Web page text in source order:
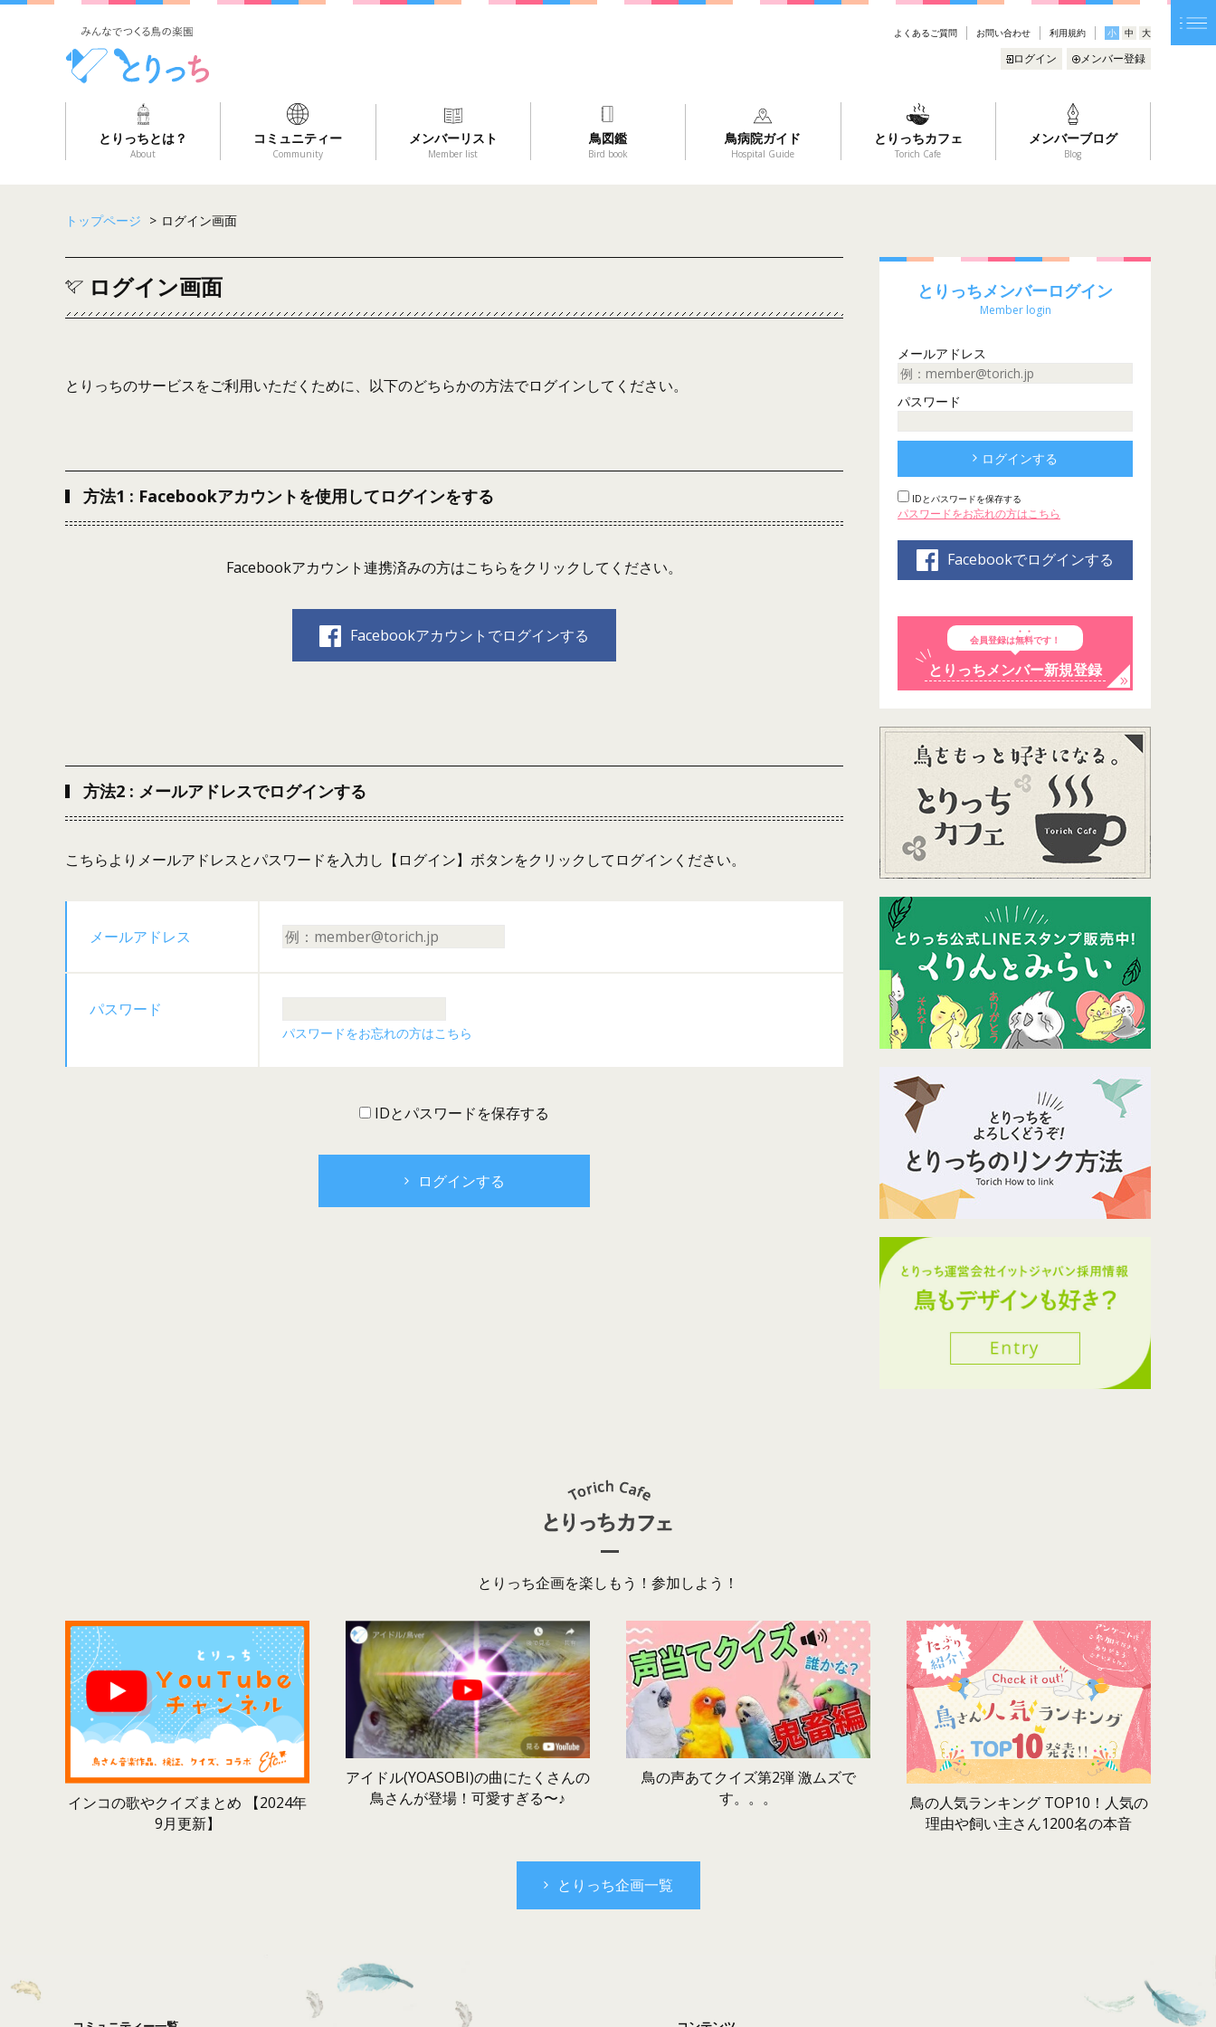
よくあるご質問 お問い合わせ 利用規約 小 中 大
ログイン メンバー登録
とりっちとは？
About
コミュニティー
Community
メンバーリスト
Member list
鳥図鑑
Bird book
鳥病院ガイド
Hospital Guide
とりっちカフェ
Torich Cafe
メンバーブログ
Blog
トップページ > ログイン画面
ログイン画面
とりっちのサービスをご利用いただくために、以下のどちらかの方法でログインしてください。
方法1 : Facebookアカウントを使用してログインをする
Facebookアカウント連携済みの方はこちらをクリックしてください。
Facebookアカウントでログインする
方法2 : メールアドレスでログインする
こちらよりメールアドレスとパスワードを入力し【ログイン】ボタンをクリックしてログインください。
メールアドレス
パスワード
パスワードをお忘れの方はこちら
IDとパスワードを保存する
ログインする
とりっちメンバーログイン
Member login
メールアドレス
パスワード
ログインする
IDとパスワードを保存する
パスワードをお忘れの方はこちら
Facebookでログインする
会員登録は無料です！
とりっちメンバー新規登録
とりっち企画を楽しもう！参加しよう！
インコの歌やクイズまとめ 【2024年
9月更新】
アイドル(YOASOBI)の曲にたくさんの
鳥さんが登場！可愛すぎる〜♪
鳥の声あてクイズ第2弾 激ムズで
す。。。
鳥の人気ランキング TOP10！人気の
理由や飼い主さん1200名の本音
とりっち企画一覧